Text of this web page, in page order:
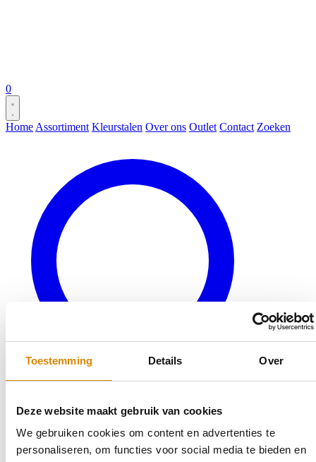
Toestemming Details Over
Deze website maakt gebruik van cookies
We gebruiken cookies om content en advertenties te
personaliseren, om functies voor social media te bieden en
0
Home Assortiment Kleurstalen Over ons Outlet Contact Zoeken
Veelgestelde vragen